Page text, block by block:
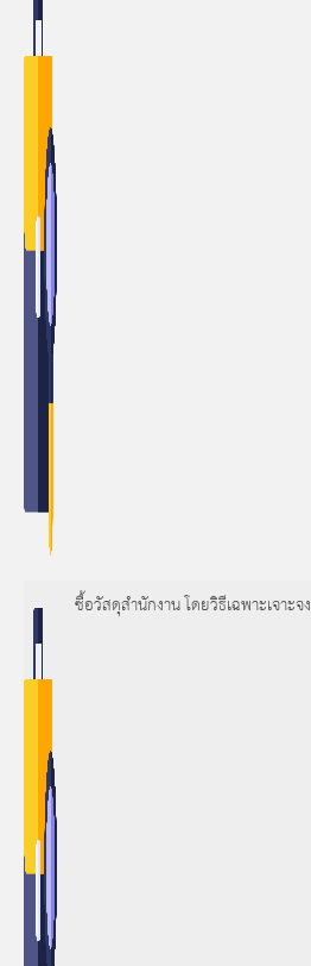
ซื้อวัสดุสำนักงาน โดยวิธีเฉพาะเจาะจง